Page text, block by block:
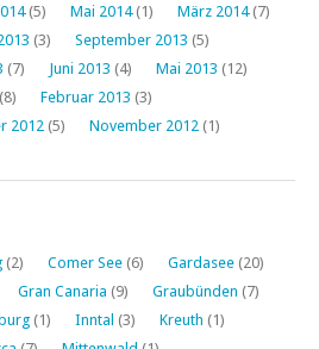
(5) Mai 2014(1) März 2014(7)
(3) September 2013 (5)
(7) Juni 2013 (4) Mai 2013 (12)
(8) Februar 2013 (3)
2012 (5) November 2012 (1)
(2) Comer See (6) Gardasee (20)
Gran Canaria (9) Graubünden (7)
(1) Inntal (3) Kreuth (1)